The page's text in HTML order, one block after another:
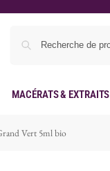
Macérats & Extraits
Vert 5ml bio